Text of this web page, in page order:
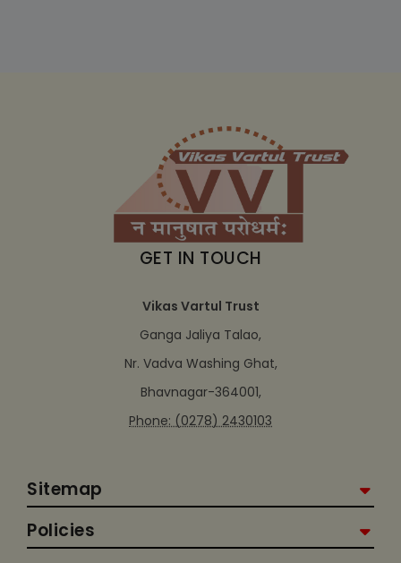
GET IN TOUCH
Vikas Vartul Trust
Ganga Jaliya Talao,
Nr. Vadva Washing Ghat,
Bhavnagar-364001,
Phone: (0278) 2430103
Sitemap
Policies